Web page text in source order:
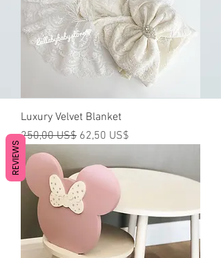
Luxury Velvet Blanket
Precio
250,00 US$ Precio de oferta
62,50 US$
REVIEWS